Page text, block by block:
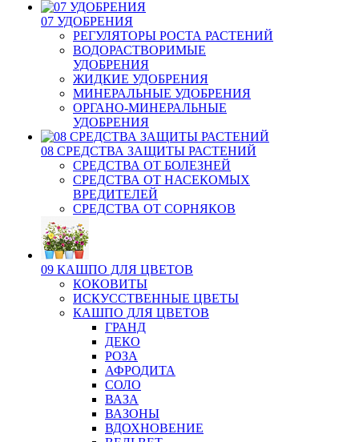
07 УДОБРЕНИЯ
РЕГУЛЯТОРЫ РОСТА РАСТЕНИЙ
ВОДОРАСТВОРИМЫЕ
УДОБРЕНИЯ
ЖИДКИЕ УДОБРЕНИЯ
МИНЕРАЛЬНЫЕ УДОБРЕНИЯ
ОРГАНО-МИНЕРАЛЬНЫЕ
УДОБРЕНИЯ
08 СРЕДСТВА ЗАЩИТЫ РАСТЕНИЙ
СРЕДСТВА ОТ БОЛЕЗНЕЙ
СРЕДСТВА ОТ НАСЕКОМЫХ
ВРЕДИТЕЛЕЙ
СРЕДСТВА ОТ СОРНЯКОВ
09 КАШПО ДЛЯ ЦВЕТОВ
КОКОВИТЫ
ИСКУССТВЕННЫЕ ЦВЕТЫ
КАШПО ДЛЯ ЦВЕТОВ
ГРАНД
ДЕКО
РОЗА
АФРОДИТА
СОЛО
ВАЗА
ВАЗОНЫ
ВДОХНОВЕНИЕ